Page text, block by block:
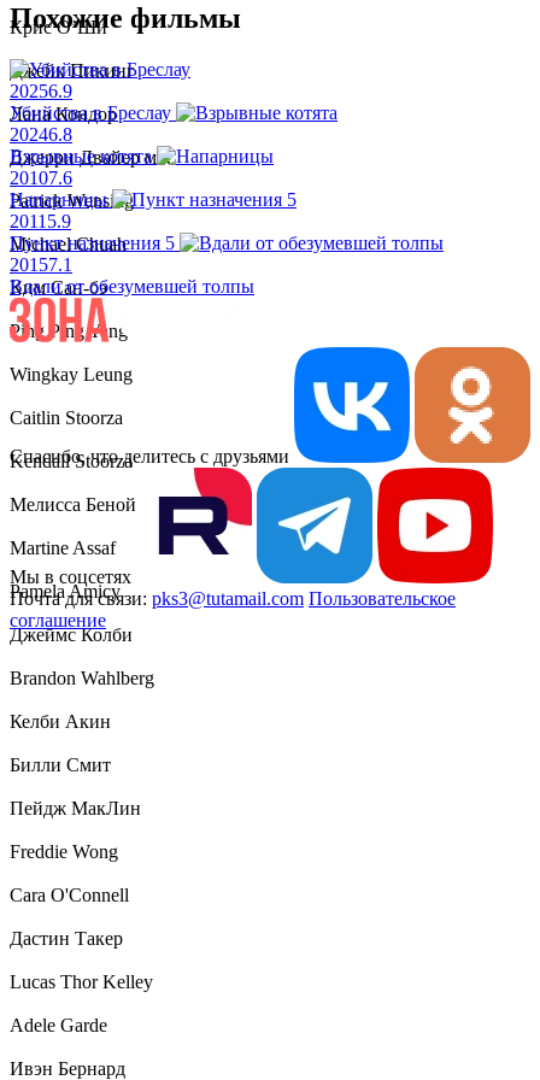
Крис О’Ши
Джейк Пикинг
Лана Кондор
Джерри Двайер мл.
Patrick Wensing
Michael Chuah
Ким Сан-бэ
Ping Ping Yang
Wingkay Leung
Caitlin Stoorza
Kendall Stoorza
Мелисса Бенойст
Martine Assaf
Pamela Amicy
Джеймс Колби
Brandon Wahlberg
Келби Акин
Билли Смит
Пейдж МакЛин
Freddie Wong
Cara O'Connell
Дастин Такер
Lucas Thor Kelley
Adele Garde
Ивэн Бернард
Похожие фильмы
20256.9
Убийства в Бреслау
20246.8
Взрывные котята
20107.6
Напарницы
2011 5.9
Пункт назначения 5
20157.1
Вдали от обезумевшей толпы
Спасибо, что делитесь с друзьями
Мы в соцсетях
Почта для связи: pks3@tutamail.com Пользовательское
соглашение